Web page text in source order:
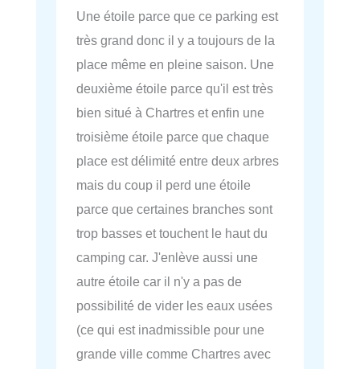
Une étoile parce que ce parking est
très grand donc il y a toujours de la
place même en pleine saison. Une
deuxième étoile parce qu'il est très
bien situé à Chartres et enfin une
troisième étoile parce que chaque
place est délimité entre deux arbres
mais du coup il perd une étoile
parce que certaines branches sont
trop basses et touchent le haut du
camping car. J'enlève aussi une
autre étoile car il n'y a pas de
possibilité de vider les eaux usées
(ce qui est inadmissible pour une
grande ville comme Chartres avec